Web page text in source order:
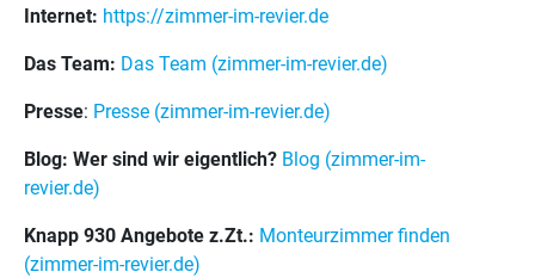
Internet: https://zimmer-im-revier.de
Das Team: Das Team (zimmer-im-revier.de)
Presse: Presse (zimmer-im-revier.de)
Blog: Wer sind wir eigentlich? Blog (zimmer-im-
revier.de)
Knapp 930 Angebote z.Zt.: Monteurzimmer finden
(zimmer-im-revier.de)